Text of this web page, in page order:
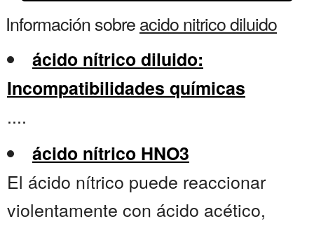
Información sobreacido nitrico diluido
ácido nítrico diluido:
Incompatibilidades químicas
....
ácido nítrico HNO3
El ácido nítrico puede reaccionar
violentamente con ácido acético,